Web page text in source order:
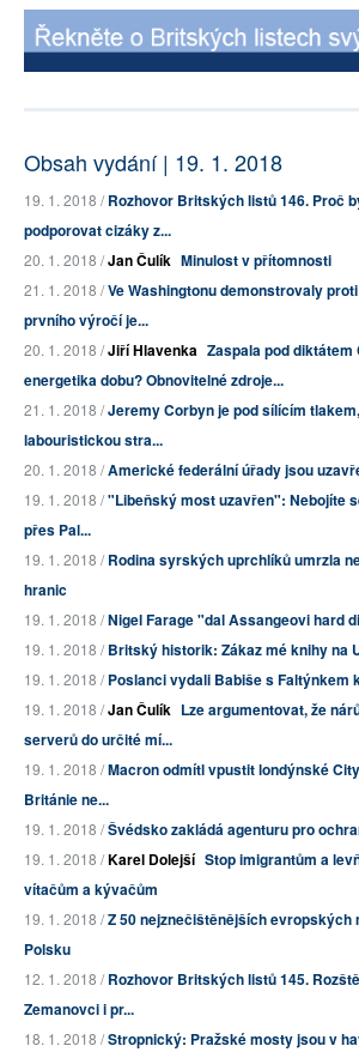
Obsah vydání | 19. 1. 2018
19. 1. 2018 /Rozhovor Britských listů 146. Proč
podporovat cizáky z...
20. 1. 2018 /Jan Čulík Minulost v přítomnosti
21. 1. 2018 /Ve Washingtonu demonstrovaly
prvního výročí je...
20. 1. 2018 /Jiří Hlavenka Zaspala pod diktátem
energetika dobu? Obnovitelné zdroje...
21. 1. 2018 /Jeremy Corbyn je pod sílícím
labouristickou stra...
20. 1. 2018 /Americké federální úřady jsou
19. 1. 2018 /"Libeňský most uzavřen": Nebojíte
přes Pal...
19. 1. 2018 /Rodina syrských uprchlíků umrzla
hranic
19. 1. 2018 /Nigel Farage "dal Assangeovi hard
19. 1. 2018 /Britský historik: Zákaz mé knihy na
19. 1. 2018 /Poslanci vydali Babiše s Faltýnkem
19. 1. 2018 /Jan Čulík Lze argumentovat, že
serverů do určité mí...
19. 1. 2018 /Macron odmítl vpustit londýnské
Británie ne...
19. 1. 2018 /Švédsko zakládá agenturu pro
19. 1. 2018 /Karel Dolejší Stop imigrantům a
vítačům a kývačům
19. 1. 2018 /Z 50 nejznečištěnějších evropských
Polsku
12. 1. 2018 /Rozhovor Britských listů 145.
Zemanovci i pr...
18. 1. 2018 /Stropnický: Pražské mosty jsou v